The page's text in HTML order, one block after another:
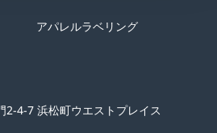
アパレルラベリング
2-4-7 浜松町ウエストプレイス